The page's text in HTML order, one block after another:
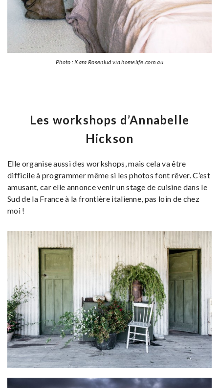
Photo : Kara Rosenlud via homelife.com.au
Les workshops d’Annabelle
Hickson
Elle organise aussi des workshops, mais cela va être
difficile à programmer même si les photos font rêver. C’est
amusant, car elle annonce venir un stage de cuisine dans le
Sud de la France à la frontière italienne, pas loin de chez
moi !